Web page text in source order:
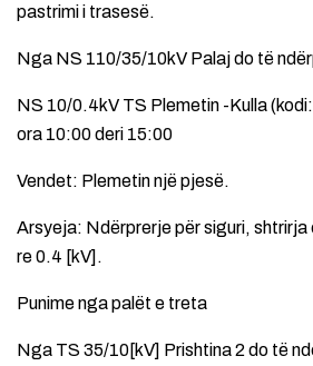
pastrimi i trasesë.
Nga NS 110/35/10kV Palaj do të
NS 10/0.4kV TS Plemetin -Kulla
ora 10:00 deri 15:00
Vendet: Plemetin një pjesë.
Arsyeja: Ndërprerje për siguri, shtrirja
re 0.4 [kV].
Punime nga palët e treta
Nga TS 35/10[kV] Prishtina 2 do të